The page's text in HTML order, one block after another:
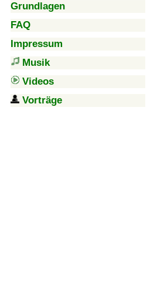
Grundlagen
FAQ
Impressum
Musik
Videos
Vorträge